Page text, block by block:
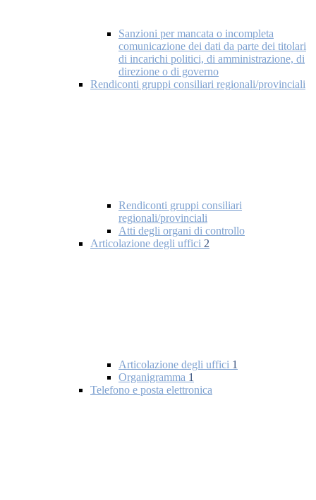
Sanzioni per mancata o incompleta
comunicazione dei dati da parte dei titolari
di incarichi politici, di amministrazione, di
direzione o di governo
Rendiconti gruppi consiliari regionali/provinciali
Rendiconti gruppi consiliari
regionali/provinciali
Atti degli organi di controllo
Articolazione degli uffici 2
Articolazione degli uffici 1
Organigramma 1
Telefono e posta elettronica